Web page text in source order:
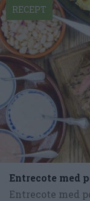
Entrecote med
Entrecote med
RECEPT